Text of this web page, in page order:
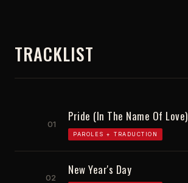
TRACKLIST
01
Pride (In The Name Of Love)
PAROLES + TRADUCTION
02
New Year's Day